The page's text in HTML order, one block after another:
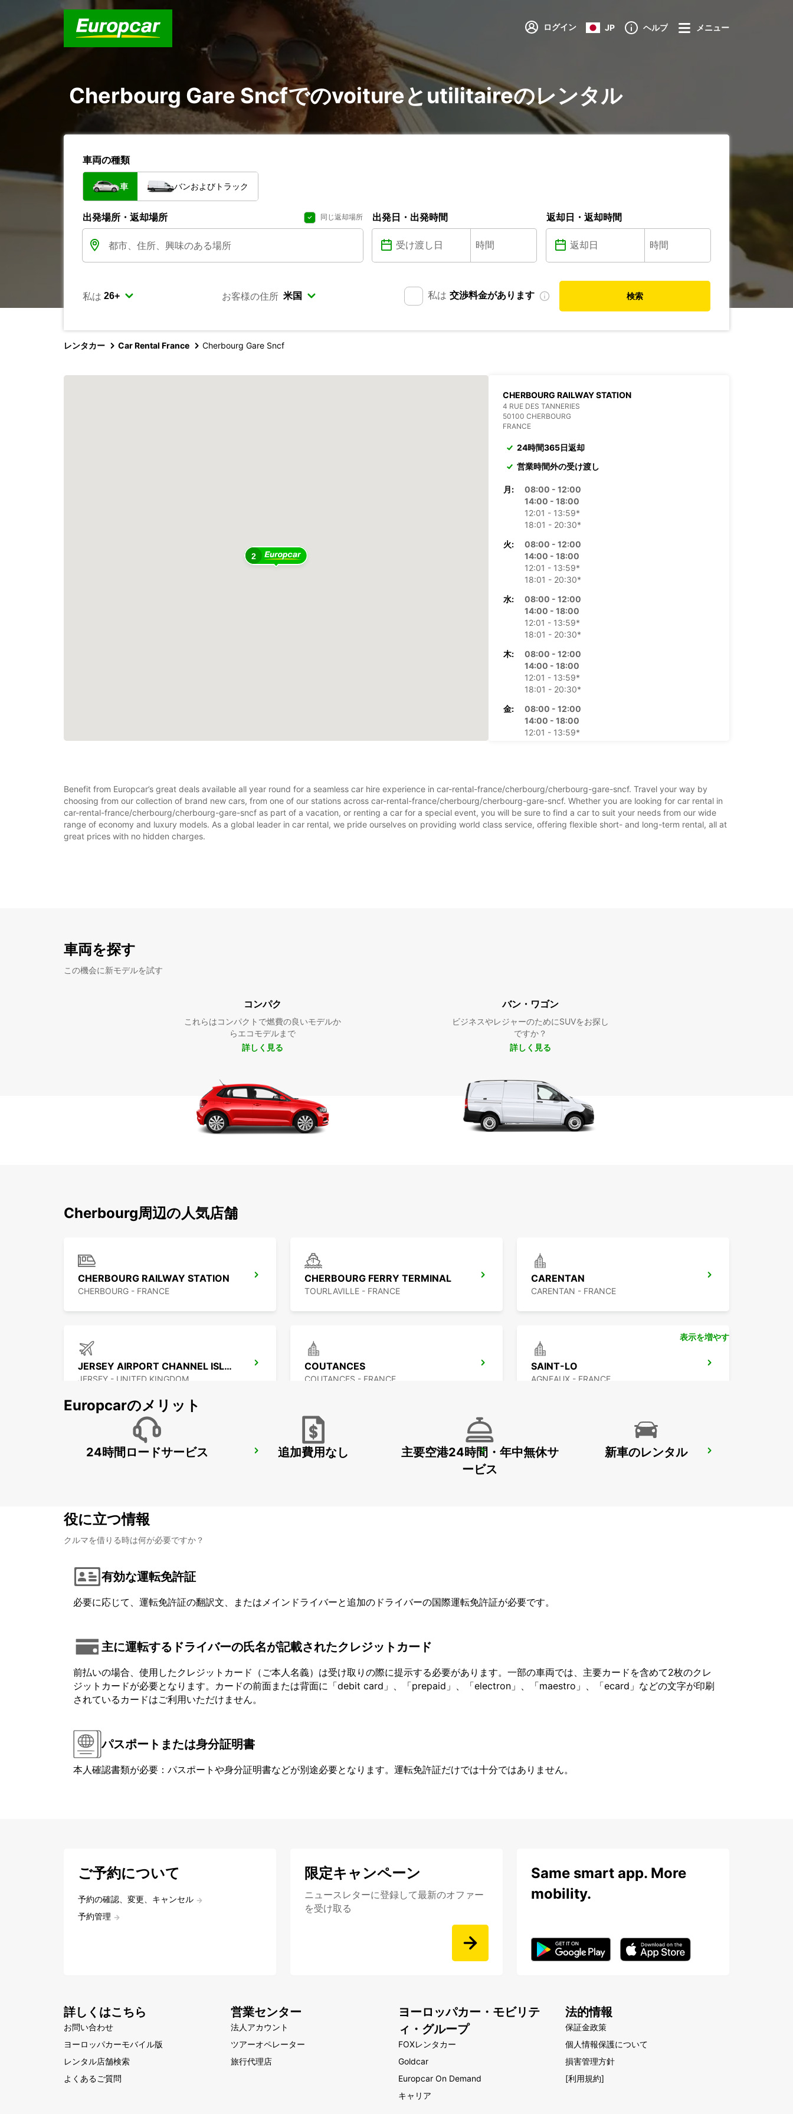
ログイン JP ヘルプ メニュー
Cherbourg Gare Sncfでのvoitureとutilitaireのレンタル
車両の種類
車 バンおよびトラック
出発場所・返却場所 同じ返却場所 出発日・出発時間 返却日・返却時間
私は お客様の住所 私は 交渉料金があります 検索
レンタカー Car Rental France Cherbourg Gare Sncf
2
CHERBOURG RAILWAY STATION
4 RUE DES TANNERIES
50100 CHERBOURG
FRANCE
24時間365日返却
営業時間外の受け渡し
月:
08:00 - 12:00
14:00 - 18:00
12:01 - 13:59*
18:01 - 20:30*
火:
08:00 - 12:00
14:00 - 18:00
12:01 - 13:59*
18:01 - 20:30*
水:
08:00 - 12:00
14:00 - 18:00
12:01 - 13:59*
18:01 - 20:30*
木:
08:00 - 12:00
14:00 - 18:00
12:01 - 13:59*
18:01 - 20:30*
金:
08:00 - 12:00
14:00 - 18:00
12:01 - 13:59*
※追加料金あり
この営業時間は休日によって変わる場合があります。
Benefit from Europcar’s great deals available all year round for a seamless car hire experience in car-rental-france/cherbourg/cherbourg-gare-sncf. Travel your way by
choosing from our collection of brand new cars, from one of our stations across car-rental-france/cherbourg/cherbourg-gare-sncf. Whether you are looking for car rental in
car-rental-france/cherbourg/cherbourg-gare-sncf as part of a vacation, or renting a car for a special event, you will be sure to find a car to suit your needs from our wide
range of economy and luxury models. As a global leader in car rental, we pride ourselves on providing world class service, offering flexible short- and long-term rental, all at
great prices with no hidden charges.
車両を探す
この機会に新モデルを試す
コンパク
これらはコンパクトで燃費の良いモデルか
らエコモデルまで
詳しく見る
バン・ワゴン
ビジネスやレジャーのためにSUVをお探し
ですか？
詳しく見る
Cherbourg周辺の人気店舗
CHERBOURG RAILWAY STATION
CHERBOURG - FRANCE
CHERBOURG FERRY TERMINAL
TOURLAVILLE - FRANCE
CARENTAN
CARENTAN - FRANCE
JERSEY AIRPORT CHANNEL ISLANDS
JERSEY - UNITED KINGDOM
COUTANCES
COUTANCES - FRANCE
SAINT-LO
AGNEAUX - FRANCE
BAYEUX VAUCELLES GRANVILLE
表示を増やす
Europcarのメリット
24時間ロードサービス 追加費用なし
主要空港24時間・年中無休サ
ービス
新車のレンタル
役に立つ情報
クルマを借りる時は何が必要ですか？
有効な運転免許証
必要に応じて、運転免許証の翻訳文、またはメインドライバーと追加のドライバーの国際運転免許証が必要です。
主に運転するドライバーの氏名が記載されたクレジットカード
前払いの場合、使用したクレジットカード（ご本人名義）は受け取りの際に提示する必要があります。一部の車両では、主要カードを含めて2枚のクレ
ジットカードが必要となります。カードの前面または背面に「debit card」、「prepaid」、「electron」、「maestro」、「ecard」などの文字が印刷
されているカードはご利用いただけません。
パスポートまたは身分証明書
本人確認書類が必要：パスポートや身分証明書などが別途必要となります。運転免許証だけでは十分ではありません。
ご予約について
予約の確認、変更、キャンセル
予約管理
限定キャンペーン
ニュースレターに登録して最新のオファー
を受け取る
Same smart app. More
mobility.
詳しくはこちら
お問い合わせ
ヨーロッパカーモバイル版
レンタル店舗検索
よくあるご質問
営業センター
法人アカウント
ツアーオペレーター
旅行代理店
ヨーロッパカー・モビリテ
ィ・グループ
FOXレンタカー
Goldcar
Europcar On Demand
キャリア
法的情報
保証金政策
個人情報保護について
損害管理方針
[利用規約]